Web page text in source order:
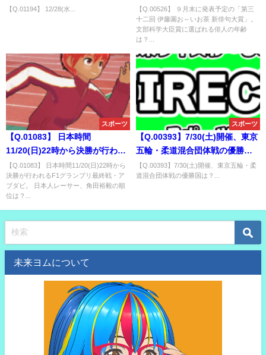
カー選手権大会。 優勝校は？
【Q.01194】 12/28(水...
茶 新俳句大賞」。 文部科学大臣
賞に選ばれる俳人の年齢は？
【Q.00526】 ９月末に発表予定の「第三
十二回 伊藤園お～いお茶 新俳句大賞」。
文部科学大臣賞に選ばれる俳人の年齢
は？...
スポーツ
【Q.01083】 日本時間
11/20(日)22時から決勝が行われ
るF1グランプリ最終戦・アブダ
ビ。 日本人レーサー、角田裕毅
の順位は？
【Q.01083】 日本時間11/20(日)22時から
決勝が行われるF1グランプリ最終戦・ア
ブダビ。 日本人レーサー、角田裕毅の順
位は？...
スポーツ
【Q.00393】7/30(土)開催、東京
五輪・柔道混合団体戦の優勝国
は？
【Q.00393】7/30(土)開催、東京五輪・柔
道混合団体戦の優勝国は？...
未来ヨムについて